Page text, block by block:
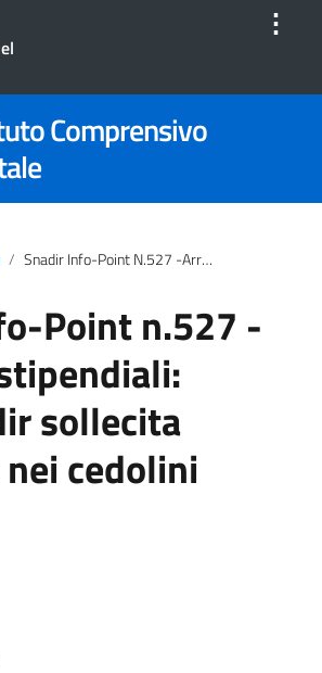
⋮
Comprensivo
Snadir Info-Point N.527 -Arretrati Stipendiali: Fgu/Snadir Sollecita Chiarezza Nei Cedolini
Point n.527 -
sollecita
cedolini